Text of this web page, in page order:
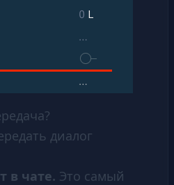
диалог
в чате. Это самый